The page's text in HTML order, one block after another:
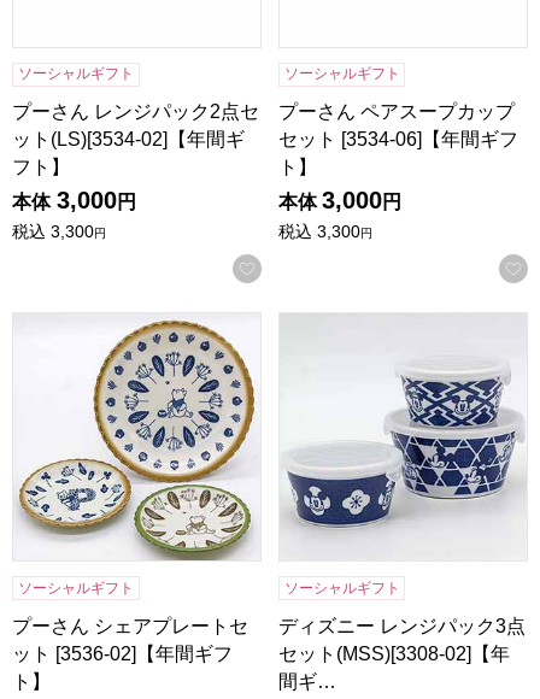
ソーシャルギフト
プーさん レンジパック2点セ
ット(LS)[3534-02]【年間ギ
フト】
本体 3,000円
税込 3,300円
お気に入りに登録する
ソーシャルギフト
プーさん ペアスープカップ
セット [3534-06]【年間ギフ
ト】
本体 3,000円
税込 3,300円
プーさん シェアプレートセット [3536-02]【年間ギフト】
ソーシャルギフト
プーさん シェアプレートセ
ット [3536-02]【年間ギフ
ト】
ソーシャルギフト
ディズニー レンジパック3点
セット(MSS)[3308-02]【年
間ギ…